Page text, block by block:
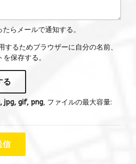
らメールで通知する。
するためブラウザーに自分の名前、
保存する。
る
jpg, gif, png, ファイルの最大容量:
信